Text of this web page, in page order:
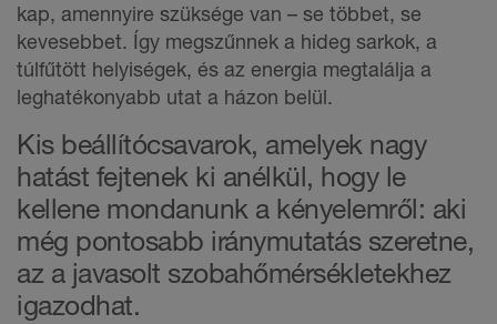
kap, amennyire szüksége van – se többet, se
kevesebbet. Így megszűnnek a hideg sarkok, a
túlfűtött helyiségek, és az energia megtalálja a
leghatékonyabb utat a házon belül.
Kis beállítócsavarok, amelyek nagy
hatást fejtenek ki anélkül, hogy le
kellene mondanunk a kényelemről: aki
még pontosabb iránymutatás szeretne,
az a javasolt szobahőmérsékletekhez
igazodhat.